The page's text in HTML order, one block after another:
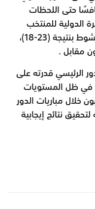
حتى اللحظات
الدولية للمنتخب
الفرنسي منحاه الأفضلية لينهي الشوط بنتيجة (23-18)،
مقابل .
الرئيسي قدرته على
في ظل المستويات
خلال مباريات الدور
نتائج إيجابية